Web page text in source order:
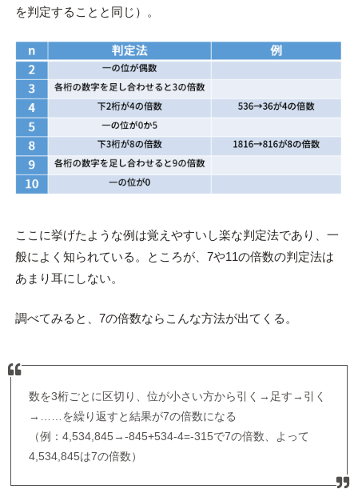
を判定することと同じ）。
ここに挙げたような例は覚えやすいし楽な判定法であり、一
般によく知られている。ところが、7や11の倍数の判定法は
あまり耳にしない。
調べてみると、7の倍数ならこんな方法が出てくる。
数を3桁ごとに区切り、位が小さい方から引く→足す→引く
→……を繰り返すと結果が7の倍数になる
（例：4,534,845→-845+534-4=-315で7の倍数、よって
4,534,845は7の倍数）